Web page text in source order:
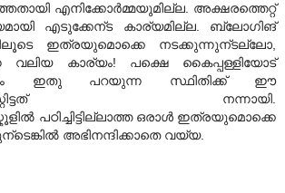
എനിക്കോര്‍മ്മയുമില്ല. അക്ഷരത്തെറ്റ്
എടുക്കേന്ട കാര്യമില്ല. ബ്ലോഗിങ്
ഇത്രയുമൊക്കെ നടക്കുന്നുന്ടല്ലോ,
കാര്യം! പക്ഷെ കൈപ്പള്ളിയോട്
ഇതു പറയുന്ന സ്ഥിതിക്ക് ഈ
നന്നായി.
പഠിച്ചിട്ടില്ലാത്ത ഒരാള്‍ ഇത്രയുമൊക്കെ
അഭിനന്ദിക്കാതെ വയ്യ.